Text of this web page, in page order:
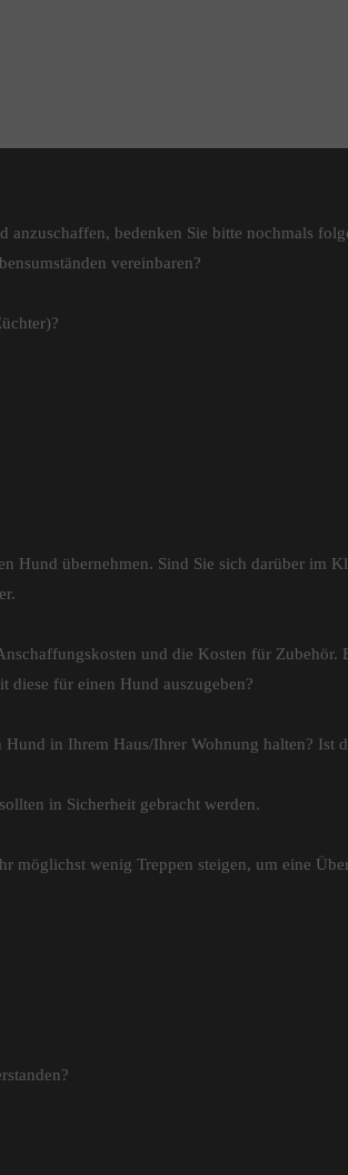
bedenken Sie bitte nochmals
vereinbaren?
übernehmen. Sind Sie sich darüber im
und die Kosten für Zubehör.
diese für einen Hund auszugeben?
in Ihrem Haus/Ihrer Wohnung halten? Ist
in Sicherheit gebracht werden.
wenig Treppen steigen, um eine